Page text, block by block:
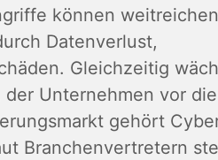
können
Datenverlust,
Gleichzeitig
Unternehmen vor
gehört
Branchenvertretern